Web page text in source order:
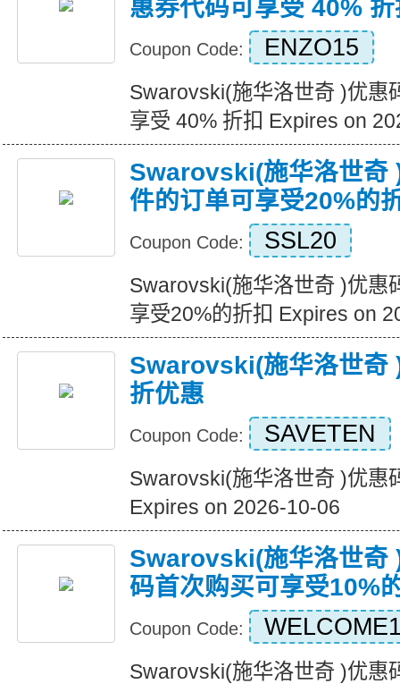
惠券代码可享受 40% 折
Coupon Code: ENZO15
Swarovski(施华洛世奇 )优惠
享受 40% 折扣 Expires on
Swarovski(施华洛世奇
件的订单可享受20%的
Coupon Code: SSL20
Swarovski(施华洛世奇 )优惠
享受20%的折扣 Expires on
Swarovski(施华洛世奇
折优惠
Coupon Code: SAVETEN
Swarovski(施华洛世奇 )优惠
Expires on 2026-10-06
Swarovski(施华洛世奇
码首次购买可享受10%
Coupon Code:
Swarovski(施华洛世奇 )优惠